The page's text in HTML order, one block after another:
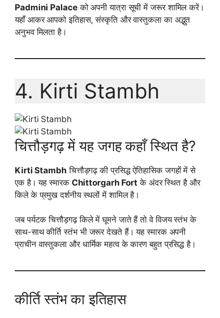
Padmini Palaceको अपनी यात्रा सूची में जरूर शामिल करें।
यहाँ आकर आपको इतिहास, संस्कृति और वास्तुकला का अद्भुत
अनुभव मिलता है।
4. Kirti Stambh
चित्तौड़गढ़ में यह जगह कहाँ स्थित है?
Kirti Stambh चित्तौड़गढ़ की प्रसिद्ध ऐतिहासिक जगहों में से
एक है। यह स्मारक Chittorgarh Fort के अंदर स्थित है और
किले के प्रमुख दर्शनीय स्थलों में शामिल है।
जब पर्यटक चित्तौड़गढ़ किले में घूमने जाते हैं तो वे विजय स्तंभ के
साथ-साथ कीर्ति स्तंभ भी जरूर देखते हैं। यह स्मारक अपनी
प्राचीन वास्तुकला और धार्मिक महत्व के कारण बहुत प्रसिद्ध है।
कीर्ति स्तंभ का इतिहास